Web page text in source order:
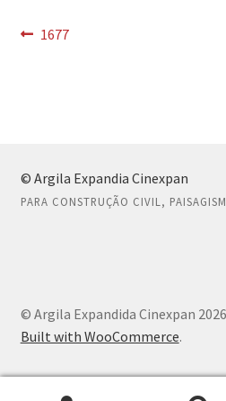
Navegação
Post
1677
© Argila Expandia Cinexpan
PARA CONSTRUÇÃO CIVIL,
© Argila Expandida Cinexpan 2026
Built with WooCommerce.